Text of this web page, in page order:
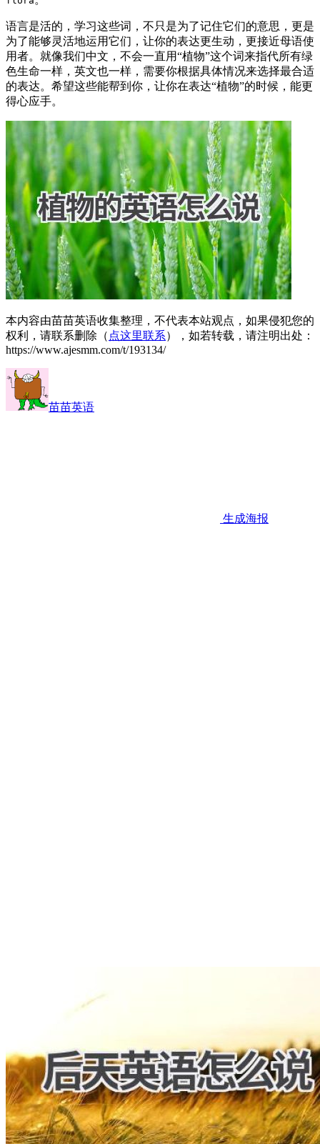
语言是活的，学习这些词，不只是为了记住它们的意思，更是
为了能够灵活地运用它们，让你的表达更生动，更接近母语使
用者。就像我们中文，不会一直用“植物”这个词来指代所有绿
色生命一样，英文也一样，需要你根据具体情况来选择最合适
的表达。希望这些能帮到你，让你在表达“植物”的时候，能更
得心应手。
本内容由苗苗英语收集整理，不代表本站观点，如果侵犯您的
权利，请联系删除（ 点这里联系），如若转载，请注明出处：
https://www.ajesmm.com/t/193134/
苗苗英语
生成海报